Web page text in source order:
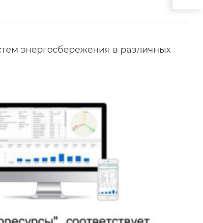
энергосбережения в различных